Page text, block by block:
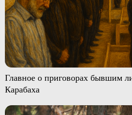
Главное о приговорах бывшим
Карабаха